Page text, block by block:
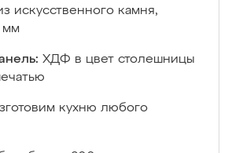
искусственного камня,
мм
ХДФ в цвет столешницы
кухню любого